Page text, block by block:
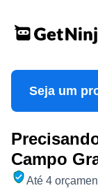
Seja um
Campo
Até 4